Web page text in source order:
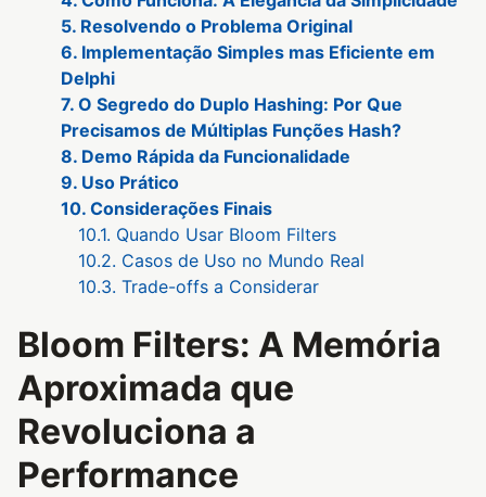
5. Resolvendo o Problema Original
6. Implementação Simples mas Eficiente em
Delphi
7. O Segredo do Duplo Hashing: Por Que
Precisamos de Múltiplas Funções Hash?
8. Demo Rápida da Funcionalidade
9. Uso Prático
10. Considerações Finais
10.1. Quando Usar Bloom Filters
10.2. Casos de Uso no Mundo Real
10.3. Trade-offs a Considerar
Bloom Filters: A Memória
Aproximada que
Revoluciona a
Performance